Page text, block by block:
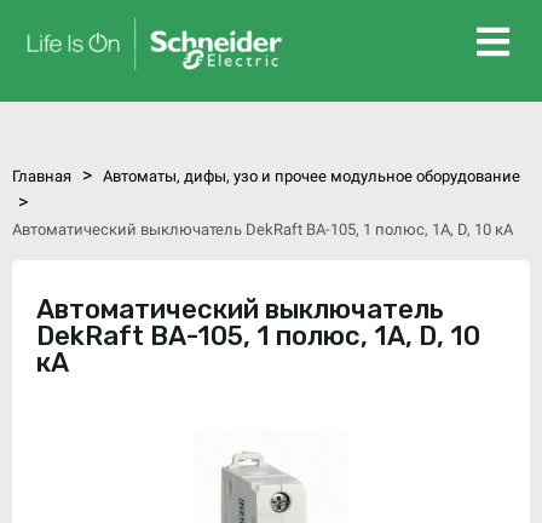
Главная > Автоматы, дифы, узо и прочее модульное оборудование
>
Автоматический выключатель DekRaft ВА-105, 1 полюс, 1А, D, 10 кА
Автоматический выключатель
DekRaft ВА-105, 1 полюс, 1А, D, 10
кА